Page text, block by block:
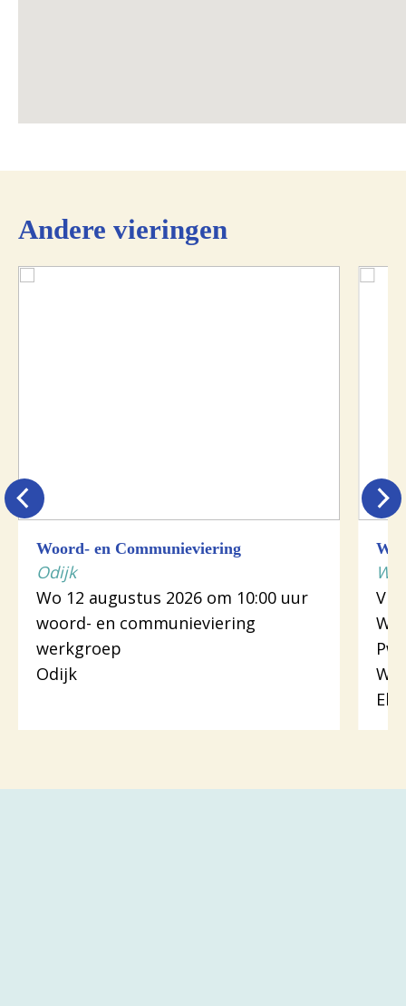
Andere vieringen
Woord- en Communieviering
Odijk
Wo 12 augustus 2026 om 10:00 uur
woord- en communieviering
werkgroep
Odijk
Vr